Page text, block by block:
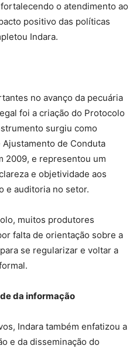
o atendimento ao
positivo das políticas
Indara.
no avanço da pecuária
foi a criação do Protocolo
surgiu como
de Conduta
2009, e representou um
e objetividade aos
e auditoria no setor.
muitos produtores
falta de orientação sobre a
se regularizar e voltar a
da informação
Indara também enfatizou a
e da disseminação do